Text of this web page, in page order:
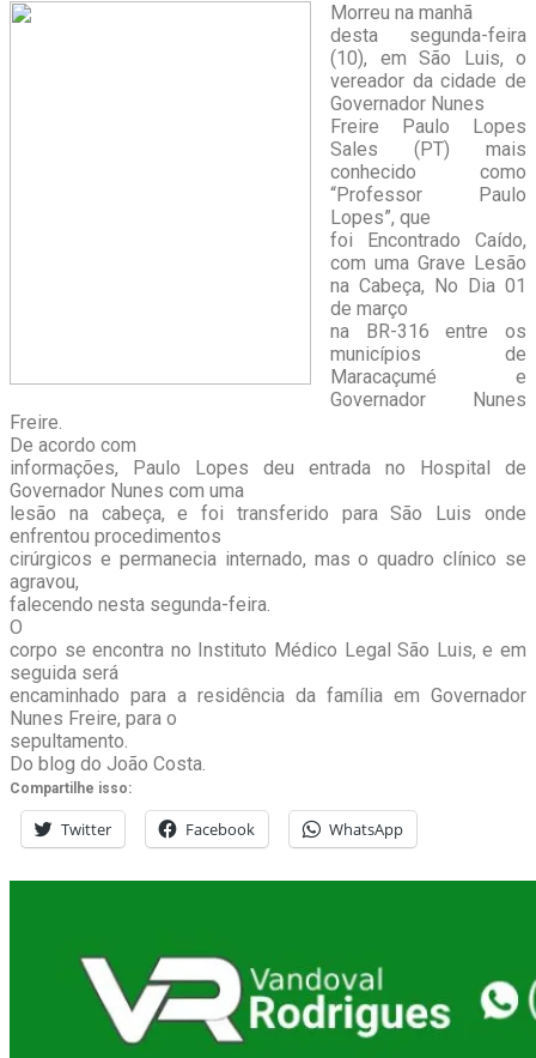
Morreu na manhã
desta segunda-feira
(10), em São Luis, o
vereador da cidade de
Governador Nunes
Freire Paulo Lopes
Sales (PT) mais
conhecido como
“Professor Paulo
Lopes”, que
foi Encontrado Caído,
com uma Grave Lesão
na Cabeça, No Dia 01
de março
na BR-316 entre os
municípios de
Maracaçumé e
Governador Nunes
Freire.
De acordo com
informações, Paulo Lopes deu entrada no Hospital de
Governador Nunes com uma
lesão na cabeça, e foi transferido para São Luis onde
enfrentou procedimentos
cirúrgicos e permanecia internado, mas o quadro clínico se
agravou,
falecendo nesta segunda-feira.
O
corpo se encontra no Instituto Médico Legal São Luis, e em
seguida será
encaminhado para a residência da família em Governador
Nunes Freire, para o
sepultamento.
Do blog do João Costa.
Compartilhe isso:
Twitter Facebook WhatsApp